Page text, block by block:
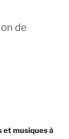
de
et musiques à